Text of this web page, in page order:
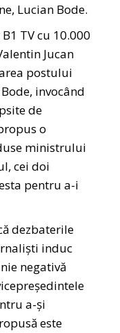
Lucian Bode.
TV cu 10.000
Jucan
postului
invocând
de
o
ministrului
cei doi
pentru a-i
dezbaterile
induc
negativă
a-și
este